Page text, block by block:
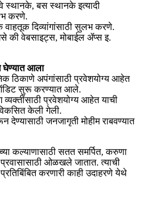
स्थानके, बस स्थानके इत्यादी
करणे.
वाहतूक दिव्यांगांसाठी सुलभ करणे.
की वेबसाइट्स, मोबाईल ॲप्स इ.
घेण्यात आला
ठिकाणे अपंगांसाठी प्रवेशयोग्य आहेत
ऑडिट सुरू करण्यात आले.
प्रवेशयोग्य आहेत याची
केली गेली.
देण्यासाठी जनजागृती मोहीम राबवण्यात
कल्याणासाठी सतत समर्पित, करुणा
ओळखले जातात. त्याची
करणारी काही उदाहरणे येथे